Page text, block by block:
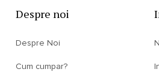
Despre noi
Despre Noi
Cum cumpar?